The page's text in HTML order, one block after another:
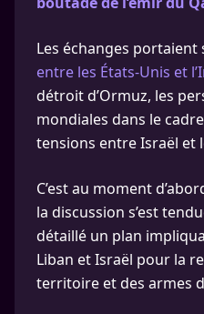
Les échanges portaient
entre les États-Unis et
détroit d’Ormuz, les
mondiales dans le
tensions entre Israël et
C’est au moment
la discussion s’est
détaillé un plan
Liban et Israël pour la
territoire et des armes